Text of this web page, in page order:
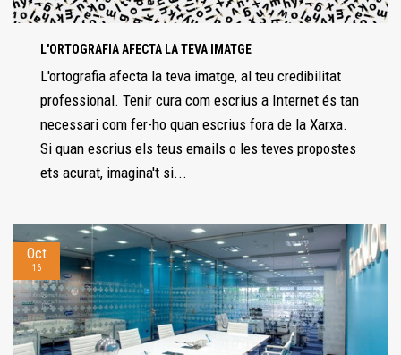
L'ORTOGRAFIA AFECTA LA TEVA IMATGE
L'ortografia afecta la teva imatge, al teu credibilitat
professional. Tenir cura com escrius a Internet és tan
necessari com fer-ho quan escrius fora de la Xarxa.
Si quan escrius els teus emails o les teves propostes
ets acurat, imagina't si...
Oct
16